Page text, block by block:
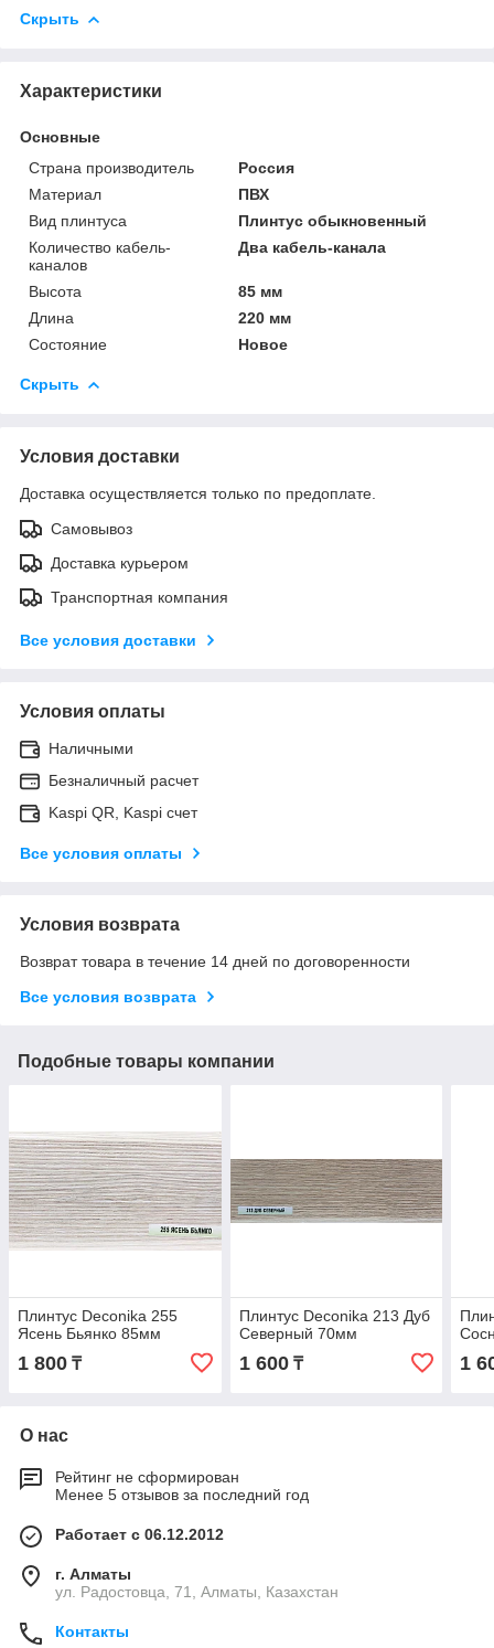
Скрыть
Характеристики
Основные
Страна производитель
Россия
Материал
ПВХ
Вид плинтуса
Плинтус обыкновенный
Количество кабель-
каналов
Два кабель-канала
Высота
85 мм
Длина
220 мм
Состояние
Новое
Скрыть
Условия доставки
Доставка осуществляется только по предоплате.
Самовывоз
Доставка курьером
Транспортная компания
Все условия доставки
Условия оплаты
Наличными
Безналичный расчет
Kaspi QR, Kaspi счет
Все условия оплаты
Условия возврата
Возврат товара в течение 14 дней по договоренности
Все условия возврата
Подобные товары компании
Плинтус Deconika 255
Ясень Бьянко 85мм
1 800 ₸
Плинтус Deconika 213 Дуб
Северный 70мм
1 600₸ 1
О нас
Рейтинг не сформирован
Менее 5 отзывов за последний год
Работает с 06.12.2012
г. Алматы
ул. Радостовца, 71, Алматы, Казахстан
Контакты